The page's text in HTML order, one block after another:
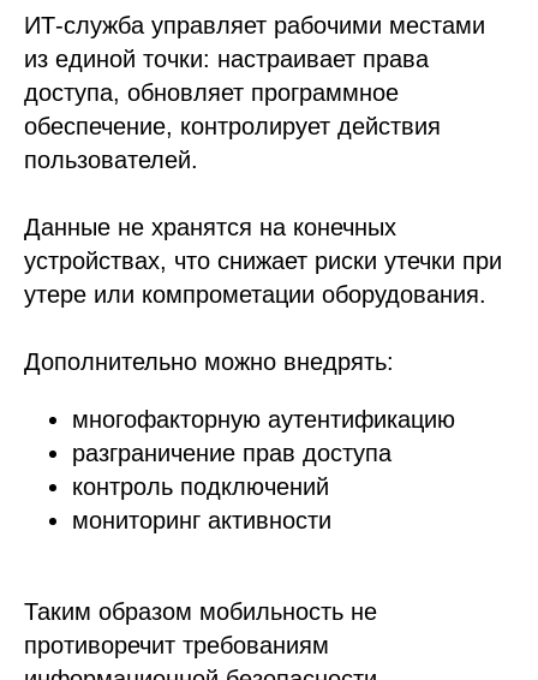
ИТ-служба управляет рабочими местами
из единой точки: настраивает права
доступа, обновляет программное
обеспечение, контролирует действия
пользователей.
Данные не хранятся на конечных
устройствах, что снижает риски утечки при
утере или компрометации оборудования.
Дополнительно можно внедрять:
многофакторную аутентификацию
разграничение прав доступа
контроль подключений
мониторинг активности
Таким образом мобильность не
противоречит требованиям